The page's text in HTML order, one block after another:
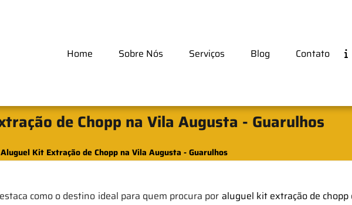
Home Sobre Nós Serviços Blog Contato
de Chopp na Vila Augusta - Guarulhos
Aluguel Kit Extração de Chopp na Vila Augusta - Guarulhos
como o destino ideal para quem procura por aluguel kit extração de chopp